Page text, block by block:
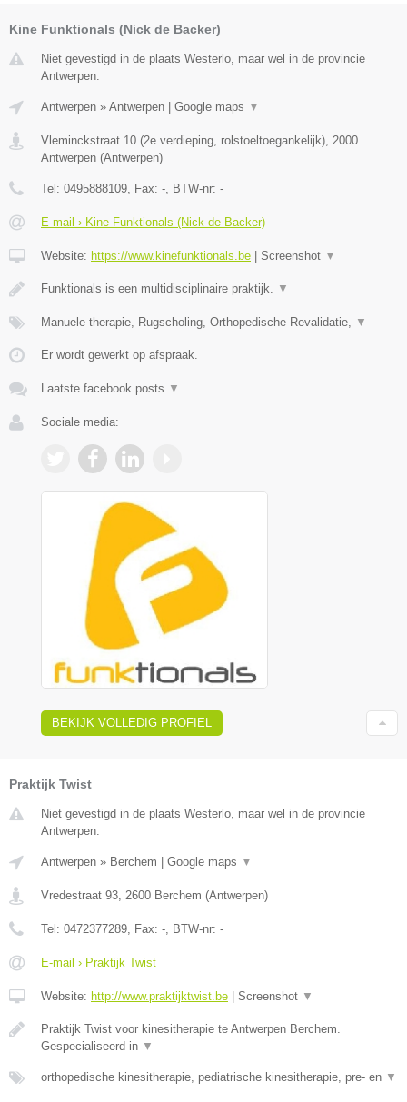
Kine Funktionals (Nick de Backer)
Niet gevestigd in de plaats Westerlo, maar wel in de provincie
Antwerpen.
Antwerpen » Antwerpen Google maps ▼
Vleminckstraat 10 (2e verdieping, rolstoeltoegankelijk) 2000
Antwerpen (Antwerpen)
Tel: 0495888109 , Fax: - , BTW-nr: -
E-mail › Kine Funktionals (Nick de Backer)
Website: https://www.kinefunktionals.be Screenshot ▼
Funktionals is een multidisciplinaire praktijk. ▼
Manuele therapie, Rugscholing, Orthopedische Revalidatie, ▼
Er wordt gewerkt op afspraak.
Laatste facebook posts ▼
Sociale media:
BEKIJK VOLLEDIG PROFIEL
Praktijk Twist
Niet gevestigd in de plaats Westerlo, maar wel in de provincie
Antwerpen.
Antwerpen » Berchem Google maps ▼
Vredestraat 93, 2600 Berchem (Antwerpen)
Tel: 0472377289, Fax: -, BTW-nr: -
E-mail › Praktijk Twist
Website: http://www.praktijktwist.be Screenshot ▼
Praktijk Twist voor kinesitherapie te Antwerpen Berchem.
Gespecialiseerd in ▼
orthopedische kinesitherapie, pediatrische kinesitherapie, pre- en ▼